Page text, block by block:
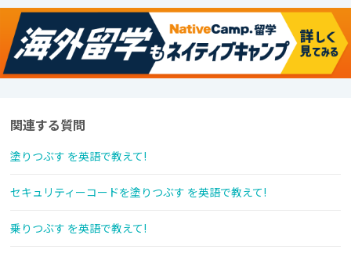
関連する質問
塗りつぶす を英語で教えて!
セキュリティーコードを塗りつぶす を英語で教えて!
乗りつぶす を英語で教えて!